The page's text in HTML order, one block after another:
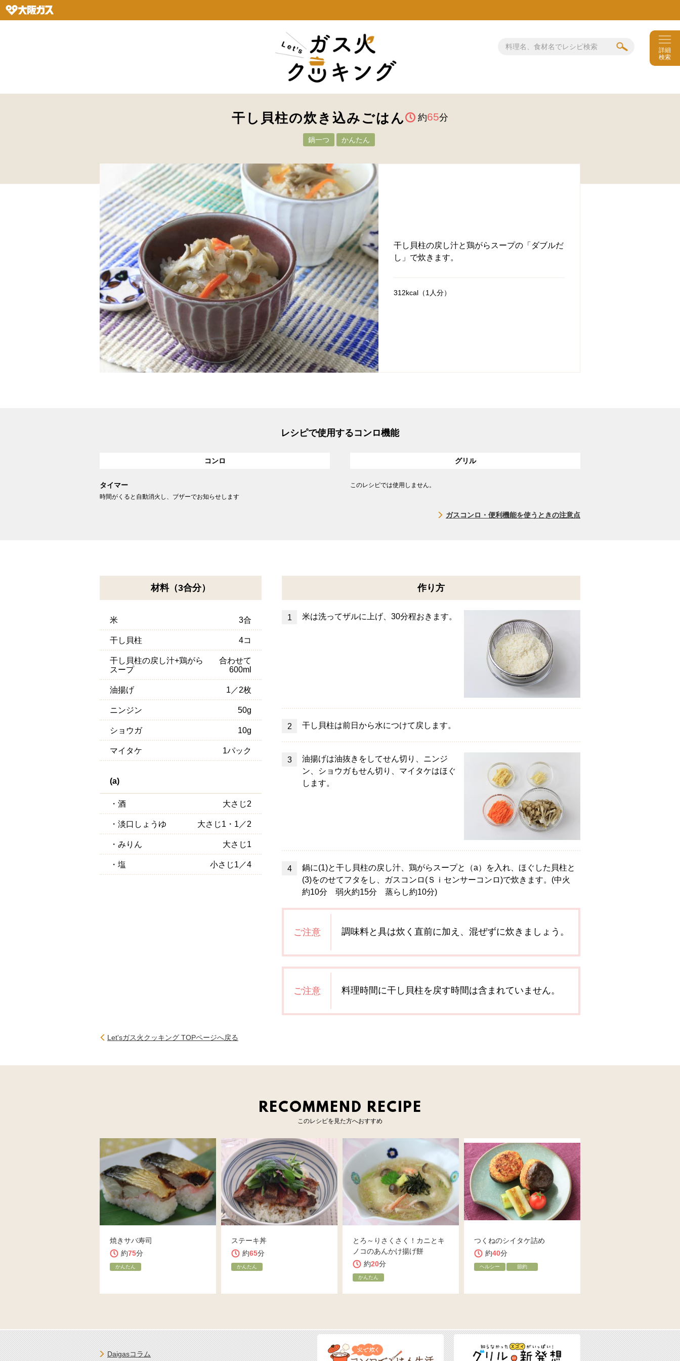
詳細
検索
干し貝柱の炊き込みごはん 約65分
鍋一つ かんたん
干し貝柱の戻し汁と鶏がらスープの「ダブルだ
し」で炊きます。
312kcal（1人分）
レシピで使用するコンロ機能
コンロ
タイマー
時間がくると自動消火し、ブザーでお知らせします
グリル
このレシピでは使用しません。
ガスコンロ・便利機能を使うときの注意点
材料（3合分）
米 3合
干し貝柱 4コ
干し貝柱の戻し汁+鶏がら
スープ
合わせて
600ml
油揚げ 1／2枚
ニンジン 50g
ショウガ 10g
マイタケ 1パック
(a)
・酒 大さじ2
・淡口しょうゆ 大さじ1・1／2
・みりん 大さじ1
・塩 小さじ1／4
作り方
米は洗ってザルに上げ、30分程おきます。
干し貝柱は前日から水につけて戻します。
油揚げは油抜きをしてせん切り、ニンジ
ン、ショウガもせん切り、マイタケはほぐ
します。
鍋に(1)と干し貝柱の戻し汁、鶏がらスープと（a）を入れ、ほぐした貝柱と
(3)をのせてフタをし、ガスコンロ(Ｓｉセンサーコンロ)で炊きます。(中火
約10分 弱火約15分 蒸らし約10分)
ご注意 調味料と具は炊く直前に加え、混ぜずに炊きましょう。
ご注意 料理時間に干し貝柱を戻す時間は含まれていません。
Let'sガス火クッキング TOPページへ戻る
RECOMMEND RECIPE
このレシピを見た方へおすすめ
焼きサバ寿司
約75分
かんたん
ステーキ丼
約65分
かんたん
とろ～りさくさく！カニとキ
ノコのあんかけ揚げ餅
約20分
かんたん
つくねのシイタケ詰め
約40分
ヘルシー 節約
Daigasコラム